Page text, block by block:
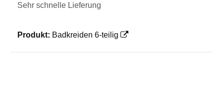
Sehr schnelle Lieferung
Produkt: Badkreiden 6-teilig